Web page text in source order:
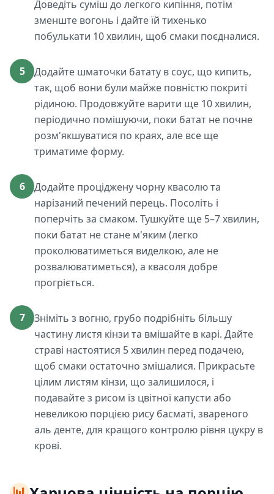
Доведіть суміш до легкого кипіння, потім
зменште вогонь і дайте їй тихенько
побулькати 10 хвилин, щоб смаки поєдналися.
5
Додайте шматочки батату в соус, що кипить,
так, щоб вони були майже повністю покриті
рідиною. Продовжуйте варити ще 10 хвилин,
періодично помішуючи, поки батат не почне
розм'якшуватися по краях, але все ще
триматиме форму.
6
Додайте проціджену чорну квасолю та
нарізаний печений перець. Посоліть і
поперчіть за смаком. Тушкуйте ще 5–7 хвилин,
поки батат не стане м'яким (легко
проколюватиметься виделкою, але не
розвалюватиметься), а квасоля добре
прогріється.
7
Зніміть з вогню, грубо подрібніть більшу
частину листя кінзи та вмішайте в карі. Дайте
страві настоятися 5 хвилин перед подачею,
щоб смаки остаточно змішалися. Прикрасьте
цілим листям кінзи, що залишилося, і
подавайте з рисом із цвітної капусти або
невеликою порцією рису басматі, звареного
аль денте, для кращого контролю рівня цукру в
крові.